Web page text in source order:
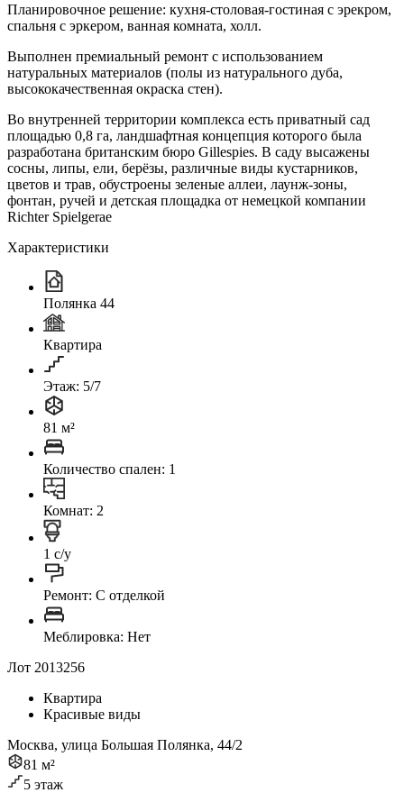
Планировочное решение: кухня-столовая-гостиная с эрекром,
спальня с эркером, ванная комната, холл.
Выполнен премиальный ремонт с использованием
натуральных материалов (полы из натурального дуба,
высококачественная окраска стен).
Во внутренней территории комплекса есть приватный сад
площадью 0,8 га, ландшафтная концепция которого была
разработана британским бюро Gillespies. В саду высажены
сосны, липы, ели, берёзы, различные виды кустарников,
цветов и трав, обустроены зеленые аллеи, лаунж-зоны,
фонтан, ручей и детская площадка от немецкой компании
Richter Spielgerae
Характеристики
Полянка 44
Квартира
Этаж: 5/7
81 м²
Количество спален: 1
Комнат: 2
1 с/у
Ремонт: C отделкой
Меблировка: Нет
Лот 2013256
Квартира
Красивые виды
Москва, улица Большая Полянка, 44/2
81 м²
5 этаж